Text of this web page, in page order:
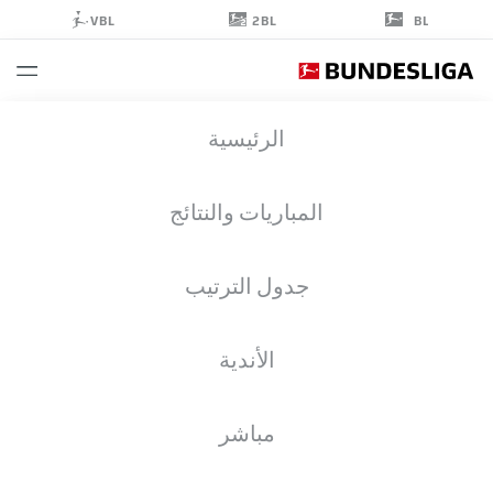
BL
2BL
VBL
الرئيسية
المباريات والنتائج
جدول الترتيب
الأندية
مباشر